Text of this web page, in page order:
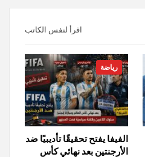
اقرأ لنفس الكاتب
رياضة
الفيفا يفتح تحقيقًا تأديبيًا ضد
الأرجنتين بعد نهائي كأس